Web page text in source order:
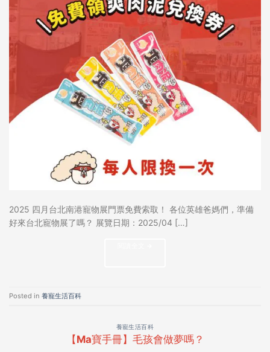
2025 四月台北南港寵物展門票免費索取！ 各位英雄爸媽們，準備
好來台北寵物展了嗎？ 展覽日期：2025/04 […]
Posted in 養寵生活百科
養寵生活百科
【Ma寶手冊】毛孩會做夢嗎？